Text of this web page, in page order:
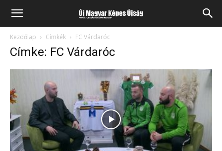
Kezdőlap Címkék FC Várdaróc
Címke: FC Várdaróc